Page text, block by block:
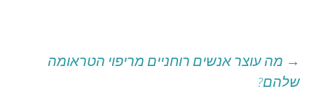
ניווט
→ מה עוצר אנשים רוחניים מריפוי הטראומה
שלהם?